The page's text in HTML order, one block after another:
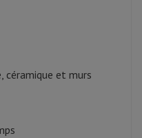
céramique et murs